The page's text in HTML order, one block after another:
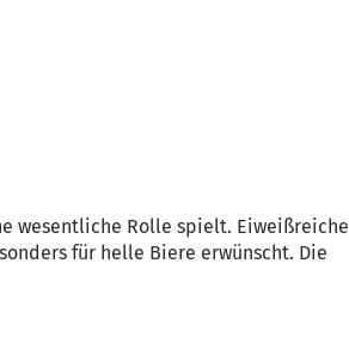
wesentliche Rolle spielt. Eiweißreiche
für helle Biere erwünscht. Die